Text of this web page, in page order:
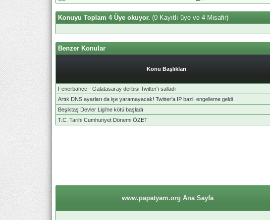
Konuyu Toplam 4 Üye okuyor. (0 Kayıtlı üye ve 4 Misafir)
Benzer Konular
Konu Başlıkları
Fenerbahçe - Galatasaray derbisi Twitter'ı salladı
Artık DNS ayarları da işe yaramayacak! Twitter'a IP bazlı engelleme geldi
Beşiktaş Devler Ligi'ne kötü başladı
T.C. Tarihi Cumhuriyet Dönemi ÖZET
www.papatyam.org Ana Sayfa